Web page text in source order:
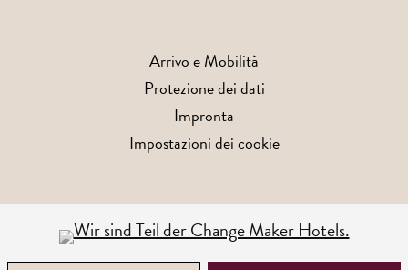
Arrivo e Mobilità
Protezione dei dati
Impronta
Impostazioni dei cookie